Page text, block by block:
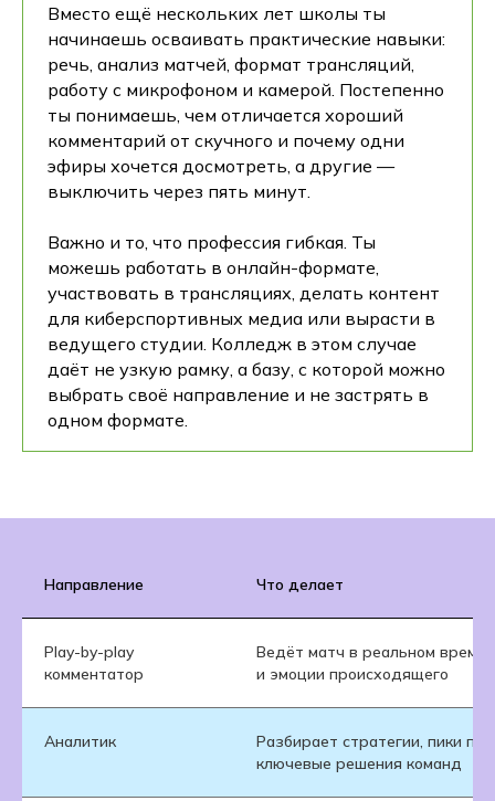
Вместо ещё нескольких лет школы ты
начинаешь осваивать практические навыки:
речь, анализ матчей, формат трансляций,
работу с микрофоном и камерой. Постепенно
ты понимаешь, чем отличается хороший
комментарий от скучного и почему одни
эфиры хочется досмотреть, а другие —
выключить через пять минут.
Важно и то, что профессия гибкая. Ты
можешь работать в онлайн-формате,
участвовать в трансляциях, делать контент
для киберспортивных медиа или вырасти в
ведущего студии. Колледж в этом случае
даёт не узкую рамку, а базу, с которой можно
выбрать своё направление и не застрять в
одном формате.
Направление Что делает
Play-by-play
комментатор
Ведёт матч в реальном
и эмоции происходящего
Аналитик
Разбирает стратегии, пики
ключевые решения команд